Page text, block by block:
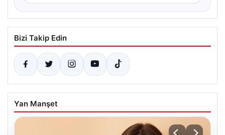
Bizi Takip Edin
Yan Manşet